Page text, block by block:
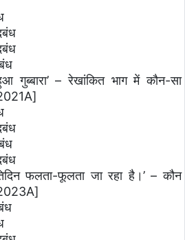
गुब्बारा’ – रेखांकित भाग में कौन-सा
फलता-फूलता जा रहा है।’ – कौन